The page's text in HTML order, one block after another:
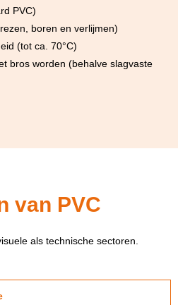
PVC)
boren en verlijmen)
(tot ca. 70°C)
bros worden (behalve slagvaste
van PVC
als technische sectoren.